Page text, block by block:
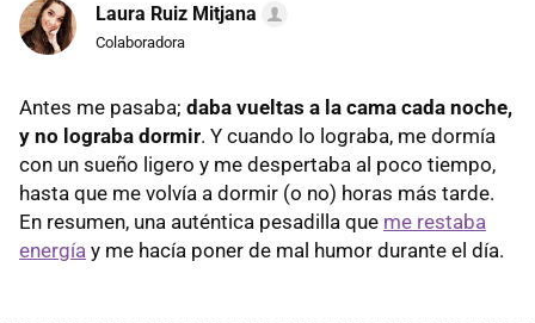
Laura Ruiz Mitjana
Colaboradora
Antes me pasaba; daba vueltas a la cama cada noche,
y no lograba dormir. Y cuando lo lograba, me dormía
con un sueño ligero y me despertaba al poco tiempo,
hasta que me volvía a dormir (o no) horas más tarde.
En resumen, una auténtica pesadilla que me restaba
energía y me hacía poner de mal humor durante el día.